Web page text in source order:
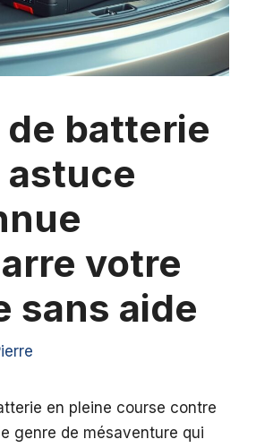
de batterie
votre
sans aide
en pleine course contre
genre de mésaventure qui